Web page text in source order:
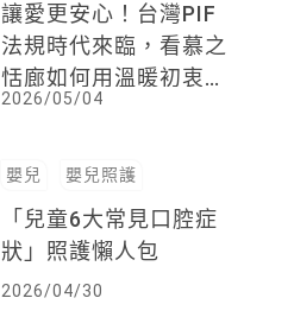
讓愛更安心！台灣PIF
法規時代來臨，看慕之
恬廊如何用溫暖初衷守
護寶寶的每一寸嬌嫩肌
2026/05/04
嬰兒 嬰兒照護
「兒童6大常見口腔症
狀」照護懶人包
2026/04/30